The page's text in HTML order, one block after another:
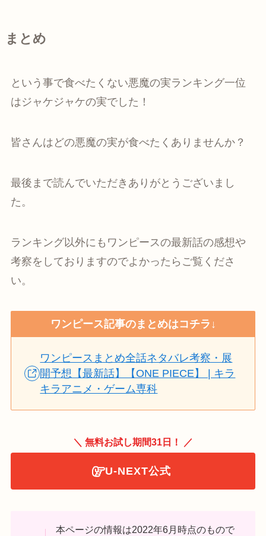
まとめ
という事で食べたくない悪魔の実ランキング一位
はジャケジャケの実でした！
皆さんはどの悪魔の実が食べたくありませんか？
最後まで読んでいただきありがとうございまし
た。
ランキング以外にもワンピースの最新話の感想や
考察をしておりますのでよかったらご覧くださ
い。
ワンピース記事のまとめはコチラ↓
ワンピースまとめ全話ネタバレ考察・展
開予想【最新話】【ONE PIECE】 | キラ
キラアニメ・ゲーム専科
＼ 無料お試し期間31日！ ／
U-NEXT公式
本ページの情報は2022年6月時点のもので